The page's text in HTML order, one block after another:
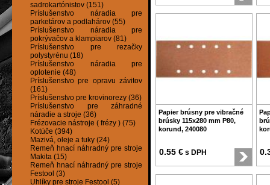
sadrokartónistov (151)
Príslušenstvo náradia pre
parketárov a podlahárov (55)
Príslušenstvo náradia pre
pokrývačov a klampiarov (81)
Príslušenstvo pre rezačky
polystyrénu (18)
Príslušenstvo náradia pre
oplotenie (48)
Príslušenstvo pre opravu závitov
(161)
Príslušenstvo pre krovinorezy (36)
Príslušenstvo pre záhradné
náradie a stroje (36)
Frézovacie nástroje ( frézy ) (75)
Kotúče (394)
Mazivá, oleje a tuky (24)
Remeň hnací náhradný pre stroje
Makita (15)
Remeň hnací náhradný pre stroje
Festool (3)
Uhlíky pre stroje Festool (5)
Papier brúsny pre vibračné
brúsky 115x280 mm P80,
korund, 240080
0.55 € s DPH